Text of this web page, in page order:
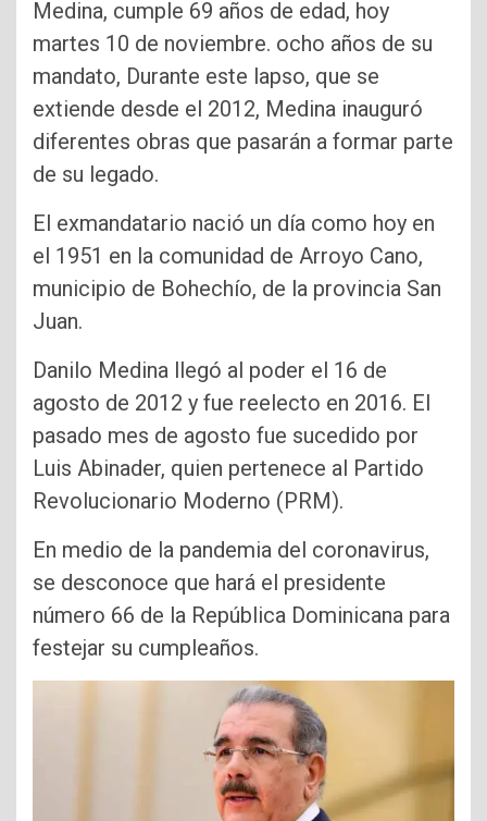
Medina, cumple 69 años de edad, hoy
martes 10 de noviembre. ocho años de su
mandato, Durante este lapso, que se
extiende desde el 2012, Medina inauguró
diferentes obras que pasarán a formar parte
de su legado.
El exmandatario nació un día como hoy en
el 1951 en la comunidad de Arroyo Cano,
municipio de Bohechío, de la provincia San
Juan.
Danilo Medina llegó al poder el 16 de
agosto de 2012 y fue reelecto en 2016. El
pasado mes de agosto fue sucedido por
Luis Abinader, quien pertenece al Partido
Revolucionario Moderno (PRM).
En medio de la pandemia del coronavirus,
se desconoce que hará el presidente
número 66 de la República Dominicana para
festejar su cumpleaños.